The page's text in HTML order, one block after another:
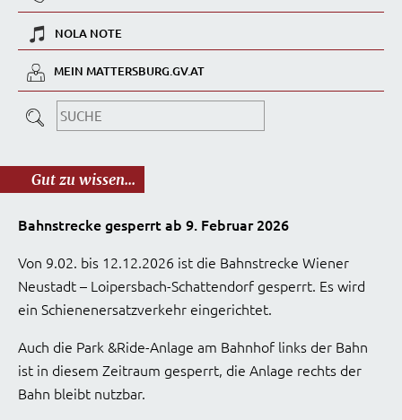
NOLA NOTE
MEIN MATTERSBURG.GV.AT
Gut zu wissen...
Bahnstrecke gesperrt ab 9. Februar 2026
Von 9.02. bis 12.12.2026 ist die Bahnstrecke Wiener
Neustadt – Loipersbach-Schattendorf gesperrt. Es wird
ein Schienenersatzverkehr eingerichtet.
Auch die Park &Ride-Anlage am Bahnhof links der Bahn
ist in diesem Zeitraum gesperrt, die Anlage rechts der
Bahn bleibt nutzbar.